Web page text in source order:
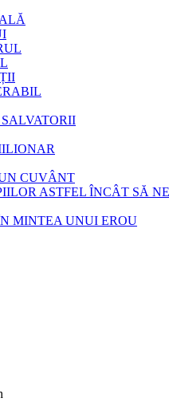
CUVÂNT
ASTFEL ÎNCÂT SĂ
MINTEA UNUI EROU